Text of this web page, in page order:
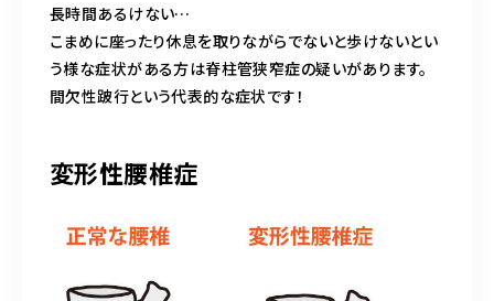
長時間あるけない…
こまめに座ったり休息を取りながらでないと歩けないとい
う様な症状がある方は脊柱管狭窄症の疑いがあります。
間欠性跛行という代表的な症状です！
変形性腰椎症